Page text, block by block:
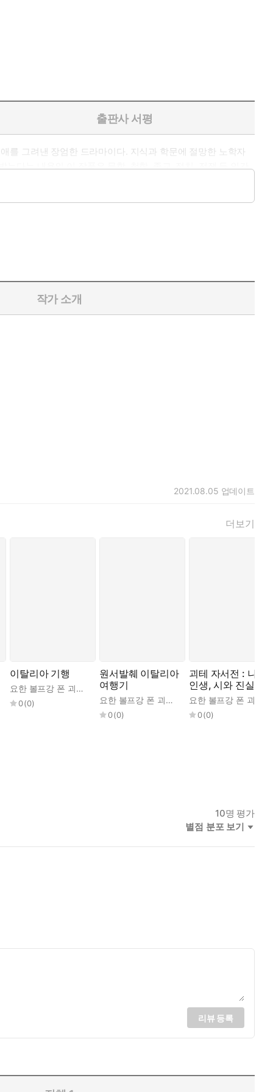
출판사 서평
를 그려낸 장엄한 드라마이다. 지식과 학문에 절망한 노학자
다는 내용의 이 작품은 문학, 철학, 종교, 정치, 전쟁 등 인간
작가 소개
2021.08.05 업데이트
더보기
박찬기
이탈리아 기행
요한 볼프강 폰 괴테 곽복록
0(0)
원서발췌 이탈리아
여행기
요한 볼프강 폰 괴테 정서웅
0(0)
괴테 자서전 : 나의
인생, 시와 진실
0(0)
10명 평가
별점 분포 보기
리뷰 등록